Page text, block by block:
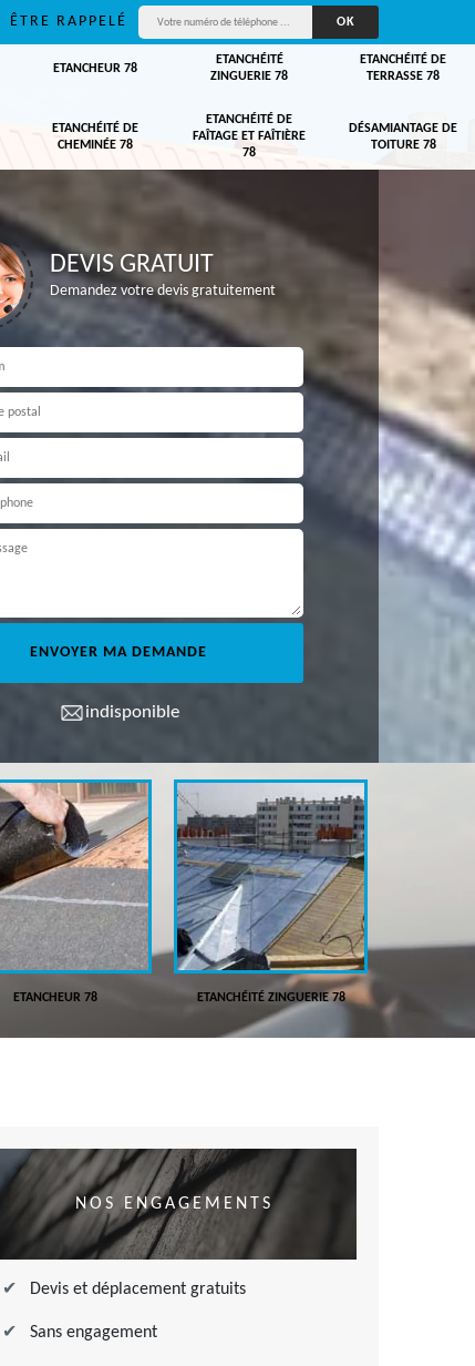
ÊTRE RAPPELÉ
ETANCHEUR 78
ETANCHÉITÉ
ZINGUERIE 78
ETANCHÉITÉ DE
TERRASSE 78
ETANCHÉITÉ DE
CHEMINÉE 78
ETANCHÉITÉ DE
FAÎTAGE ET FAÎTIÈRE
78
DÉSAMIANTAGE DE
TOITURE 78
DEVIS GRATUIT
Demandez votre devis gratuitement
indisponible
ETANCHEUR 78 ETANCHÉITÉ ZINGUERIE 78
NOS ENGAGEMENTS
Devis et déplacement gratuits
Sans engagement